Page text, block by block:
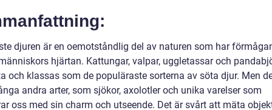
djuren är en oemotståndlig del av naturen som har
hjärtan. Kattungar, valpar, uggletassar och
och klassas som de populäraste sorterna av söta djur. Men
andra arter, som sjökor, axolotler och unika varelser som
oss med sin charm och utseende. Det är svårt att mäta